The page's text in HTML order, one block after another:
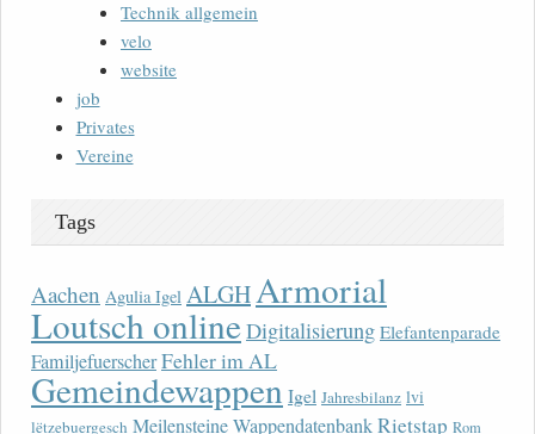
Technik allgemein
velo
website
job
Privates
Vereine
Tags
Aachen Agulia Igel ALGHArmorial
Loutsch onlineDigitalisierung Elefantenparade
FamiljefuerscherFehler im AL
Gemeindewappen Igel Jahresbilanz lvi
lëtzebuergesch Meilensteine WappendatenbankRietstap Rom